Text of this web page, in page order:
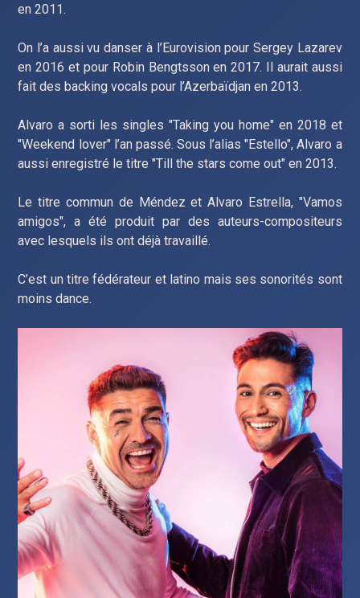
en 2011.
On l’a aussi vu danser à l’Eurovision pour Sergey Lazarev
en 2016 et pour Robin Bengtsson en 2017. Il aurait aussi
fait des backing vocals pour l’Azerbaïdjan en 2013.
Alvaro a sorti les singles "Taking you home" en 2018 et
"Weekend lover" l’an passé. Sous l’alias "Estello", Alvaro a
aussi enregistré le titre "Till the stars come out" en 2013.
Le titre commun de Méndez et Alvaro Estrella, "Vamos
amigos", a été produit par des auteurs-compositeurs
avec lesquels ils ont déjà travaillé.
C’est un titre fédérateur et latino mais ses sonorités sont
moins dance.